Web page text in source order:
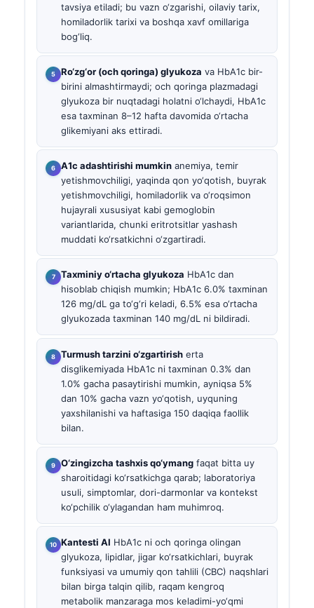
tavsiya etiladi; bu vazn o‘zgarishi, oilaviy tarix,
homiladorlik tarixi va boshqa xavf omillariga
bog‘liq.
Ro‘zg‘or (och qoringa) glyukoza va HbA1c bir-
birini almashtirmaydi; och qoringa plazmadagi
glyukoza bir nuqtadagi holatni o‘lchaydi, HbA1c
esa taxminan 8–12 hafta davomida o‘rtacha
glikemiyani aks ettiradi.
A1c adashtirishi mumkin anemiya, temir
yetishmovchiligi, yaqinda qon yo‘qotish, buyrak
yetishmovchiligi, homiladorlik va o‘roqsimon
hujayrali xususiyat kabi gemoglobin
variantlarida, chunki eritrotsitlar yashash
muddati ko‘rsatkichni o‘zgartiradi.
Taxminiy o‘rtacha glyukoza HbA1c dan
hisoblab chiqish mumkin; HbA1c 6.0% taxminan
126 mg/dL ga to‘g‘ri keladi, 6.5% esa o‘rtacha
glyukozada taxminan 140 mg/dL ni bildiradi.
Turmush tarzini o‘zgartirish erta
disglikemiyada HbA1c ni taxminan 0.3% dan
1.0% gacha pasaytirishi mumkin, ayniqsa 5%
dan 10% gacha vazn yo‘qotish, uyquning
yaxshilanishi va haftasiga 150 daqiqa faollik
bilan.
O‘zingizcha tashxis qo‘ymang faqat bitta uy
sharoitidagi ko‘rsatkichga qarab; laboratoriya
usuli, simptomlar, dori-darmonlar va kontekst
ko‘pchilik o‘ylagandan ham muhimroq.
Kantesti AI HbA1c ni och qoringa olingan
glyukoza, lipidlar, jigar ko‘rsatkichlari, buyrak
funksiyasi va umumiy qon tahlili (CBC) naqshlari
bilan birga talqin qilib, raqam kengroq
metabolik manzaraga mos keladimi-yo‘qmi